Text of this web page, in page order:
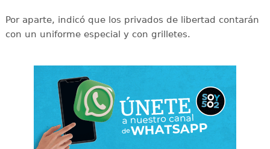
Por aparte, indicó que los privados de libertad contarán
con un uniforme especial y con grilletes.